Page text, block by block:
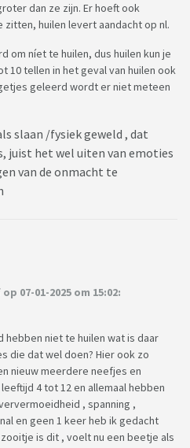
dan ze zijn. Er hoeft ook
zitten, huilen levert aandacht op nl.
om níet te huilen, dus huilen kun je
10 tellen in het geval van huilen ook
geleerd wordt er niet meteen
slaan /fysiek geweld , dat
juist het wel uiten van emoties
van de onmacht te
07-01-2025 om 15:02:
niet te huilen wat is daar
die dat wel doen? Hier ook zo
nieuw meerdere neefjes en
4 tot 12 en allemaal hebben
, spanning ,
en geen 1 keer heb ik gedacht
is dit , voelt nu een beetje als